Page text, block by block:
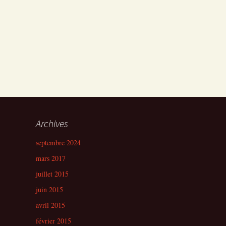
Archives
septembre 2024
mars 2017
juillet 2015
juin 2015
avril 2015
février 2015